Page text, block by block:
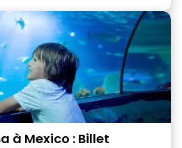
à Mexico : Billet